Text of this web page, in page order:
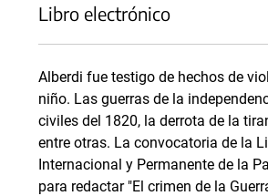
Libro electrónico
Alberdi fue testigo de hechos de
niño. Las guerras de la
civiles del 1820, la derrota de la
entre otras. La convocatoria de la
Internacional y Permanente de la
para redactar "El crimen de la